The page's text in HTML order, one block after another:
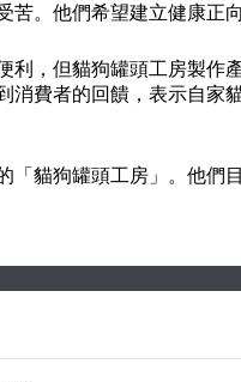
。他們希望建立健康正
，但貓狗罐頭工房製作
費者的回饋，表示自家
貓狗罐頭工房」。他們